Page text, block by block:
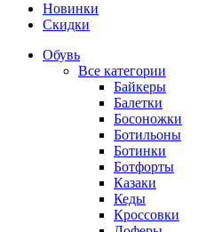
Новинки
Скидки
Обувь
Все категории
Байкеры
Балетки
Босоножки
Ботильоны
Ботинки
Ботфорты
Казаки
Кеды
Кроссовки